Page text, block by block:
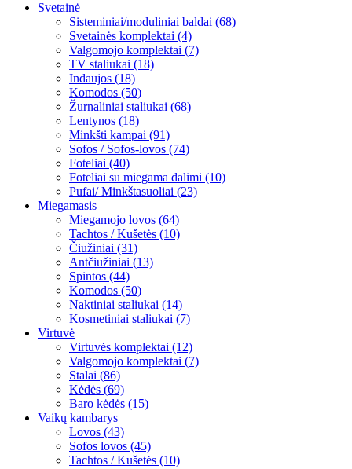
Svetainė
Sisteminiai/moduliniai baldai (68)
Svetainės komplektai (4)
Valgomojo komplektai (7)
TV staliukai (18)
Indaujos (18)
Komodos (50)
Žurnaliniai staliukai (68)
Lentynos (18)
Minkšti kampai (91)
Sofos / Sofos-lovos (74)
Foteliai (40)
Foteliai su miegama dalimi (10)
Pufai/ Minkštasuoliai (23)
Miegamasis
Miegamojo lovos (64)
Tachtos / Kušetės (10)
Čiužiniai (31)
Antčiužiniai (13)
Spintos (44)
Komodos (50)
Naktiniai staliukai (14)
Kosmetiniai staliukai (7)
Virtuvė
Virtuvės komplektai (12)
Valgomojo komplektai (7)
Stalai (86)
Kėdės (69)
Baro kėdės (15)
Vaikų kambarys
Lovos (43)
Sofos lovos (45)
Tachtos / Kušetės (10)